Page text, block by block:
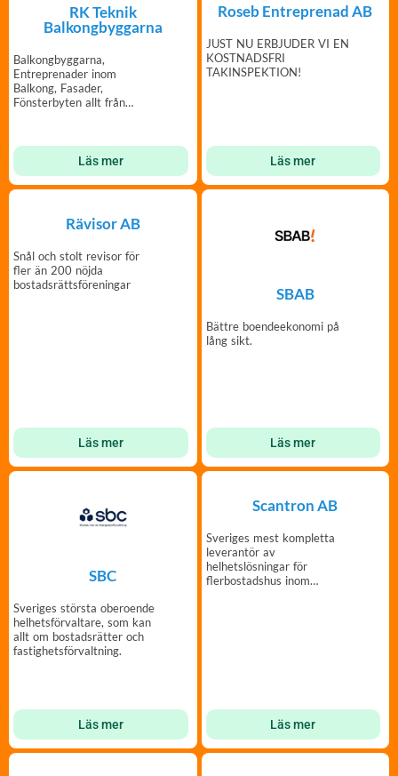
RK Teknik
Balkongbyggarna
Balkongbyggarna,
Entreprenader inom
Balkong, Fasader,
Fönsterbyten allt från
Läs mer
Roseb Entreprenad AB
JUST NU ERBJUDER VI EN
KOSTNADSFRI
TAKINSPEKTION!
Läs mer
Rävisor AB
Snål och stolt revisor för
fler än 200 nöjda
bostadsrättsföreningar
Läs mer
SBAB
Bättre boendeekonomi på
lång sikt.
Läs mer
SBC
Sveriges största oberoende
helhetsförvaltare, som kan
allt om bostadsrätter och
fastighetsförvaltning.
Läs mer
Scantron AB
Sveriges mest kompletta
leverantör av
helhetslösningar för
flerbostadshus inom
Läs mer